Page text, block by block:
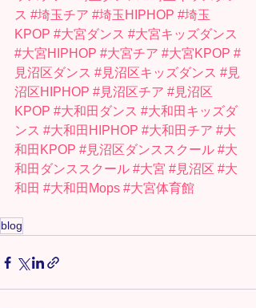
ス #埼玉チア #埼玉HIPHOP #埼玉
KPOP #大宮ダンス #大宮キッズダンス
#大宮HIPHOP #大宮チア #大宮KPOP #
見沼区ダンス #見沼区キッズダンス #見
沼区HIPHOP #見沼区チア #見沼区
KPOP #大和田ダンス #大和田キッズダ
ンス #大和田HIPHOP #大和田チア #大
和田KPOP #見沼区ダンススクール #大
和田ダンススクール #大宮 #見沼区 #大
和田 #大和田Mops #大宮体育館
blog